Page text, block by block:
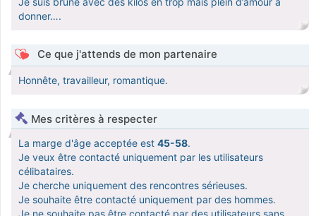
donner….
Ce que j'attends de mon partenaire
Honnête, travailleur, romantique.
Mes critères à respecter
La marge d'âge acceptée est 45-58.
Je veux être contacté uniquement par les utilisateurs
célibataires.
Je cherche uniquement des rencontres sérieuses.
Je souhaite être contacté uniquement par des hommes.